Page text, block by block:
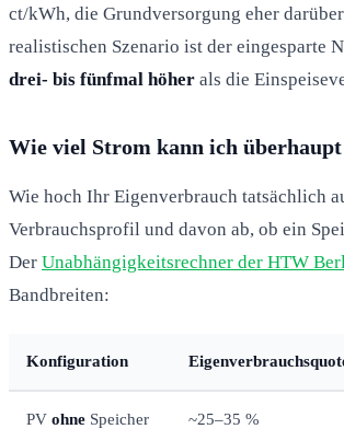
ct/kWh, die Grundversorgung eher
realistischen Szenario ist der eingesparte
drei- bis fünfmal höher als die
Wie viel Strom kann ich überhaupt
Wie hoch Ihr Eigenverbrauch tatsächlich
Verbrauchsprofil und davon ab, ob ein
Der Unabhängigkeitsrechner der HTW
Bandbreiten:
Konfiguration
PV ohne Speicher ~25–35 %